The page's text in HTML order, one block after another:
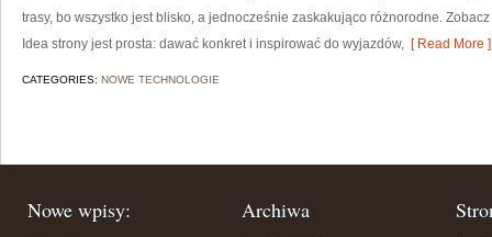
trasy, bo wszystko jest blisko, a jednocześnie zaskakująco różnorodne.
Idea strony jest prosta: dawać konkret i inspirować do wyjazdów, [ Read More ]
CATEGORIES: NOWE TECHNOLOGIE
Nowe wpisy: Archiwa